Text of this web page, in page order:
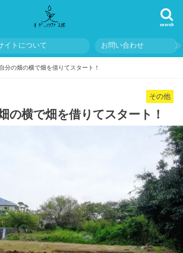
search
イトについて お問い合わせ
分の畑の横で畑を借りてスタート！
その他
の横で畑を借りてスタート！